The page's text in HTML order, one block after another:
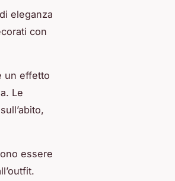
eleganza
con
un effetto
Le
essere